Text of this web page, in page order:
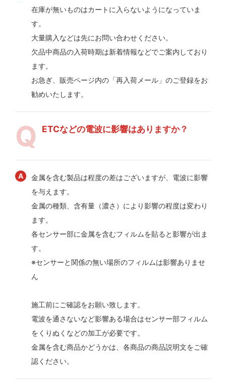
在庫が無いものはカートに入らないようになっていま
す。
大量購入などは先にお問い合わせください。
欠品中商品の入荷時期は新着情報などでご案内しており
ます。
お急ぎ、販売ページ内の「再入荷メール」のご登録をお
勧めいたします。
ETCなどの電波に影響はありますか？
金属を含む製品は程度の差はございますが、電波に影響
を与えます。
金属の種類、含有量（濃さ）により影響の程度は変わり
ます。
各センサー部に金属を含むフィルムを貼ると影響が出ま
す。
※センサーと関係の無い場所のフィルムは影響ありませ
ん
施工前にご確認をお願い致します。
電波を通さないなど影響ある場合はセンサー部フィルム
をくりぬくなどの加工が必要です。
金属を含む商品かどうかは、各商品の商品説明文をご確
認ください。